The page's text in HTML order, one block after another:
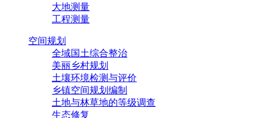
大地测量
工程测量
空间规划
全域国土综合整治
美丽乡村规划
土壤环境检测与评价
乡镇空间规划编制
土地与林草地的等级调查
生态修复